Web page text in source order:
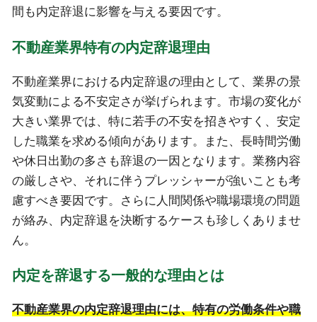
間も内定辞退に影響を与える要因です。
不動産業界特有の内定辞退理由
不動産業界における内定辞退の理由として、業界の景
気変動による不安定さが挙げられます。市場の変化が
大きい業界では、特に若手の不安を招きやすく、安定
した職業を求める傾向があります。また、長時間労働
や休日出勤の多さも辞退の一因となります。業務内容
の厳しさや、それに伴うプレッシャーが強いことも考
慮すべき要因です。さらに人間関係や職場環境の問題
が絡み、内定辞退を決断するケースも珍しくありませ
ん。
内定を辞退する一般的な理由とは
不動産業界の内定辞退理由には、特有の労働条件や職